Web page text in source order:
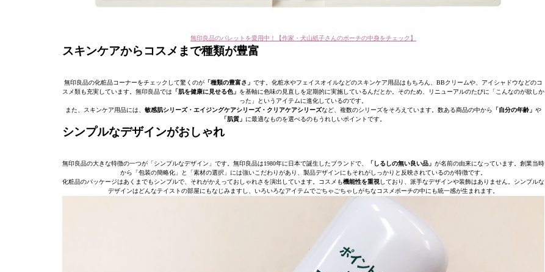
無印良品のパレットを愛用中！【作家・犬山紙子さんのポーチの中身をチェック】
スキンケアからコスメまで種類が豊富
無印良品の化粧品コーナーをチェックして驚くのが 「種類の豊富さ」 です。化粧水やフェイスオイルなどのスキンケア用品はもちろん、BBクリームや、アイシャドウなどのコ
スメ類も充実しています。無印良品では 「肌を健康に見せる色」 を基軸に色味の見直しを定期的に実施しているんだとか。そのため、リニューアルのたびに「こんなのが欲しか
った」というアイテムに進化しているのです。
また、スキンケア用品には、 敏感肌シリーズ・エイジングケアシリーズ・クリアケアシリーズなど、複数のシリーズをそろえています。数ある商品の中から 「自分の年齢」 や
「肌質」 に最適なものを選べるのもうれしいポイントです。
シンプルなデザインがおしゃれ
無印良品の大きな特徴の一つが「シンプルなデザイン」です。無印良品は1980年に日本で誕生したブランドで、 「しるしの無い良い品」 が名前の由来になっています。創業当時
から「包装の簡略化」と「素材の選択」には強いこだわりがあり、製品デザインにもそれがしっかりと反映されているのが特徴です。
化粧品のパッケージはあくまでもシンプルで、それがかえっておしゃれさを演出しています。コスメも機能性を重視 しており、派手なデザインや装飾はありません。シンプルな
デザインはどんなテイストの部屋にもなじみますし、いろいろなアイテムでごちゃごちゃしがちなコスメポーチの中にも統一感が生まれます。